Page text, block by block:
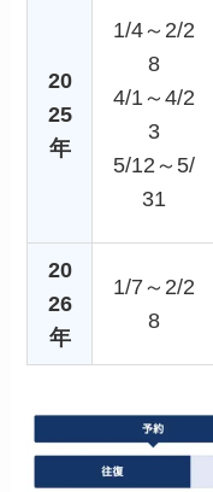
20
25
年
1/4～2/2
8
4/1～4/2
3
5/12～5/
31
20
26
年
1/7～2/2
8